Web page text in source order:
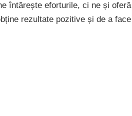
întărește eforturile, ci ne și oferă
rezultate pozitive și de a face